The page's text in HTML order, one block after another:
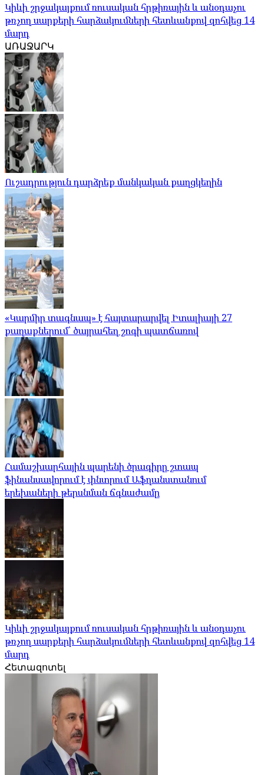
Կիևի շրջակայքում ռուսական հրթիռային և անօդաչու
թռչող սարքերի հարձակումների հետևանքով զոհվեց 14
մարդ
ԱՌԱՋԱՐԿ
Ուշադրություն դարձրեք մանկական քաղցկեղին
«Կարմիր տագնապ» է հայտարարվել Իտալիայի 27
քաղաքներում՝ ծայրահեղ շոգի պատճառով
Համաշխարհային պարենի ծրագիրը շտապ
ֆինանսավորում է փնտրում Աֆղանստանում
երեխաների թերսնման ճգնաժամը
Կիևի շրջակայքում ռուսական հրթիռային և անօդաչու
թռչող սարքերի հարձակումների հետևանքով զոհվեց 14
մարդ
Հետազոտել